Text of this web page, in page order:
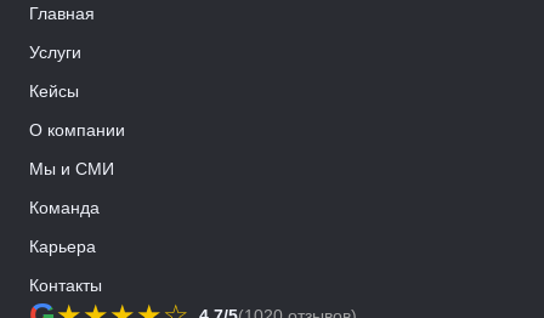
Главная
Услуги
Кейсы
О компании
Мы и СМИ
Команда
Карьера
Контакты